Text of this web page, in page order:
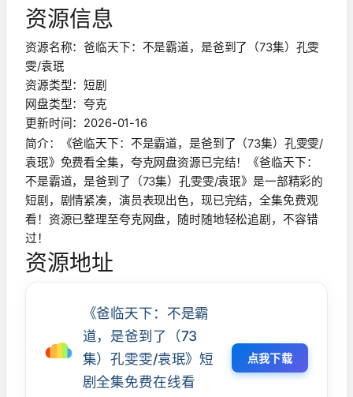
资源信息
资源名称：爸临天下：不是霸道，是爸到了（73集）孔雯
雯/袁珉
资源类型：短剧
网盘类型：夸克
更新时间：2026-01-16
简介：《爸临天下：不是霸道，是爸到了（73集）孔雯雯/
袁珉》免费看全集，夸克网盘资源已完结！《爸临天下：
不是霸道，是爸到了（73集）孔雯雯/袁珉》是一部精彩的
短剧，剧情紧凑，演员表现出色，现已完结，全集免费观
看！资源已整理至夸克网盘，随时随地轻松追剧，不容错
过！
资源地址
《爸临天下：不是霸
道，是爸到了（73
集）孔雯雯/袁珉》短
剧全集免费在线看
点我下载